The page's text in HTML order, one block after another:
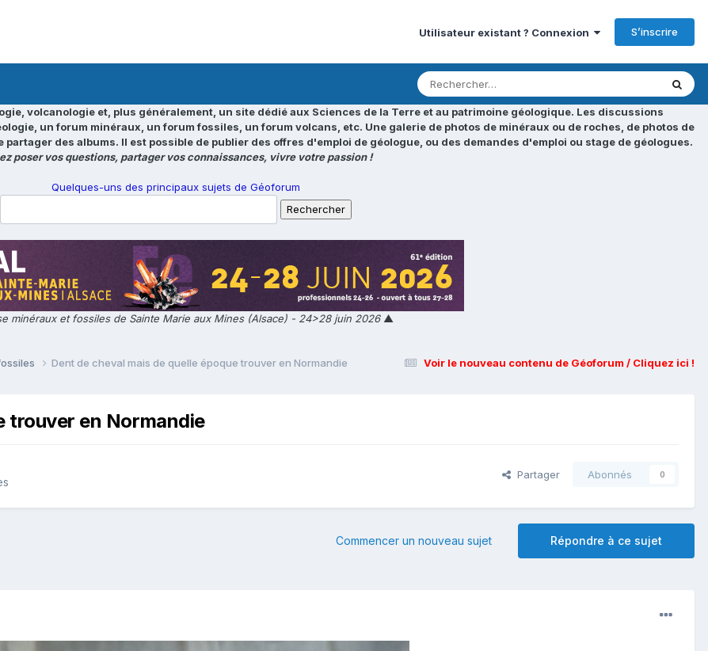
Utilisateur existant ? Connexion S’inscrire
volcanologie et, plus généralement, un site dédié aux Sciences de la Terre et au patrimoine géologique. Les discussions
un forum minéraux, un forum fossiles, un forum volcans, etc. Une galerie de photos de minéraux ou de roches, de photos de
des albums. Il est possible de publier des offres d'emploi de géologue, ou des demandes d'emploi ou stage de géologues.
poser vos questions, partager vos connaissances, vivre votre passion !
Quelques-uns des principaux sujets de Géoforum
minéraux et fossiles de Sainte Marie aux Mines (Alsace) - 24>28 juin 2026▲
Voir le nouveau contenu de Géoforum / Cliquez ici !
Dent de cheval mais de quelle époque trouver en Normandie
trouver en Normandie
Partager Abonnés 0
Répondre à ce sujet
Commencer un nouveau sujet